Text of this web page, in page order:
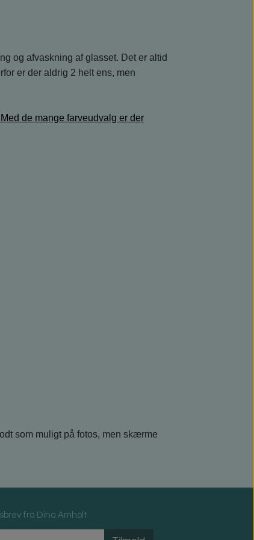
og afvaskning af glasset. Det er altid
er der aldrig 2 helt ens, men
de mange farveudvalg er der
som muligt på fotos, men skærme
fra Dina Amholt